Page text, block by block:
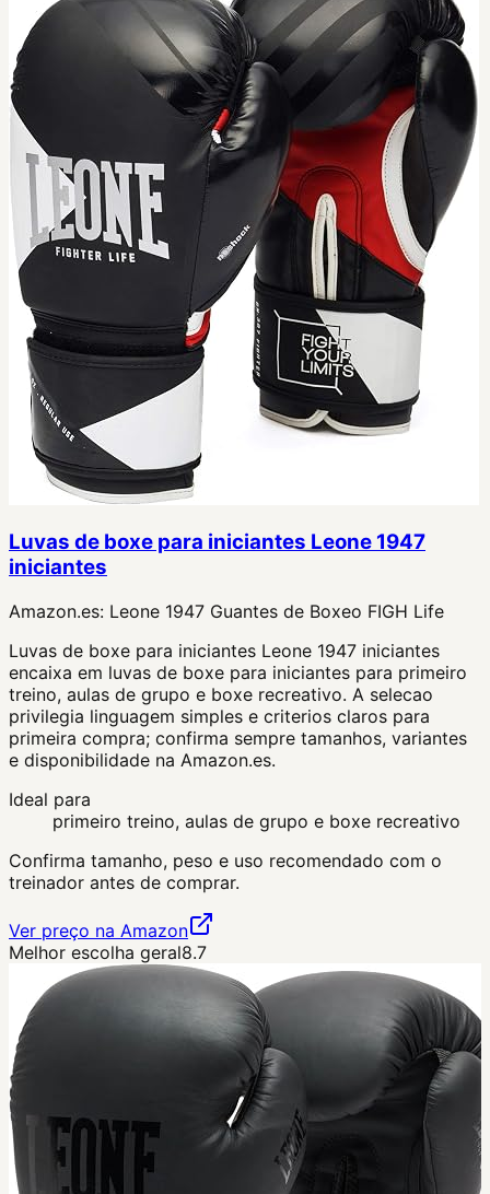
Luvas de boxe para iniciantes Leone 1947
iniciantes
Amazon.es: Leone 1947 Guantes de Boxeo FIGH Life
Luvas de boxe para iniciantes Leone 1947 iniciantes
encaixa em luvas de boxe para iniciantes para primeiro
treino, aulas de grupo e boxe recreativo. A selecao
privilegia linguagem simples e criterios claros para
primeira compra; confirma sempre tamanhos, variantes
e disponibilidade na Amazon.es.
Ideal para
primeiro treino, aulas de grupo e boxe recreativo
Confirma tamanho, peso e uso recomendado com o
treinador antes de comprar.
Ver preço na Amazon
Melhor escolha geral8.7